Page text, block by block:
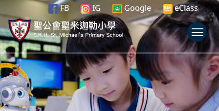
FB IG Google eClass